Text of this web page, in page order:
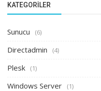
KATEGORILER
Sunucu (6)
Directadmin (4)
Plesk (1)
Windows Server (1)